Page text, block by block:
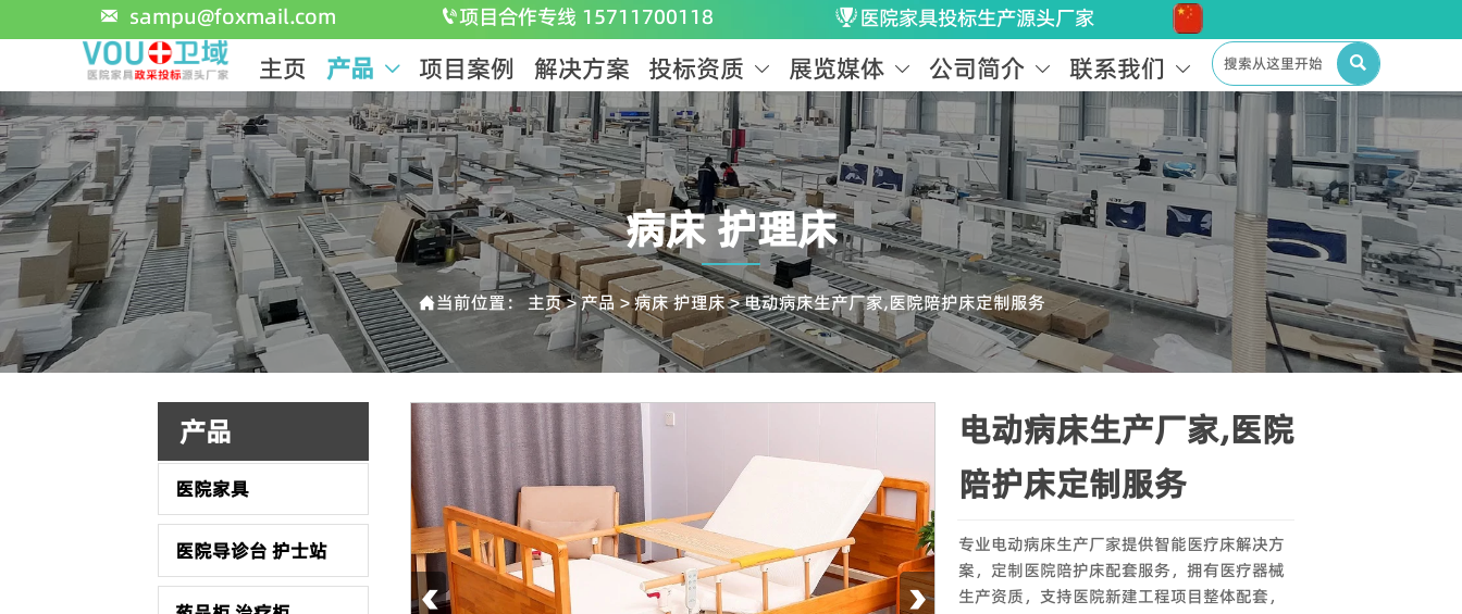
 sampu@foxmail.com 项目合作专线 15711700118 医院家具投标生产源头厂家
主页 产品  项目案例 解决方案 投标资质  展览媒体  公司简介  联系我们  
病床 护理床
当前位置：主页>产品 >病床 护理床>电动病床生产厂家,医院陪护床定制服务
产品
医院家具
医院导诊台 护士站
‹ ›
电动病床生产厂家,医院
陪护床定制服务
专业电动病床生产厂家提供智能医疗床解决方
案，定制医院陪护床配套服务，拥有医疗器械
生产资质，支持医院新建工程项目整体配套，